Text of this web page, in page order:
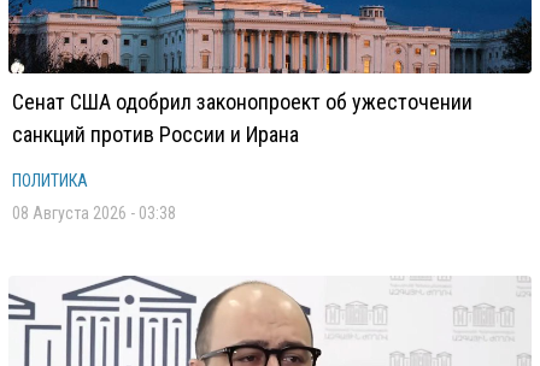
Сенат США одобрил законопроект об ужесточении
санкций против России и Ирана
ПОЛИТИКА
08 Августа 2026 - 03:38